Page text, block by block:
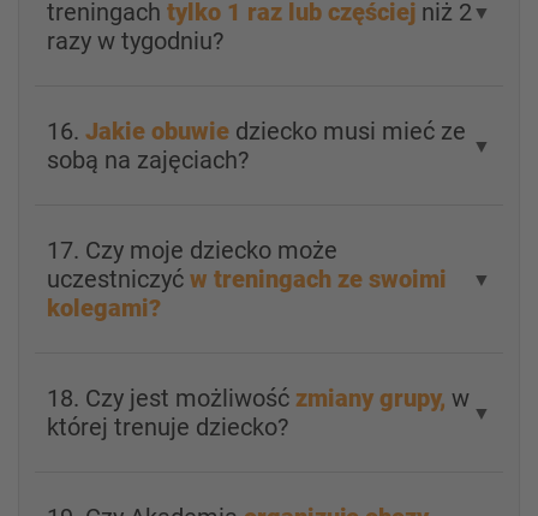
treningach tylko 1 raz lub częściej niż 2
razy w tygodniu?
▼
16. Jakie obuwie dziecko musi mieć ze
sobą na zajęciach?
▼
17. Czy moje dziecko może
uczestniczyć w treningach ze swoimi
kolegami?
▼
18. Czy jest możliwość zmiany grupy, w
której trenuje dziecko?
▼